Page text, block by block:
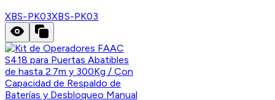
XBS-PK03XBS-PK03